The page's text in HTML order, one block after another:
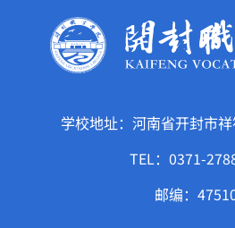
学校地址：河南省开封市
TEL：0371-
邮编：